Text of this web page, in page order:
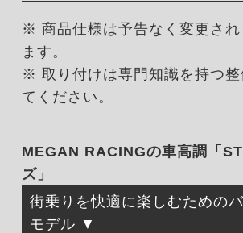
※ 商品仕様は予告なく変更され
ます。
※ 取り付けは専門知識を持つ整
てください。
MEGAN RACINGの車高調「
ズ」
街乗りを快適に楽しむための
モデル